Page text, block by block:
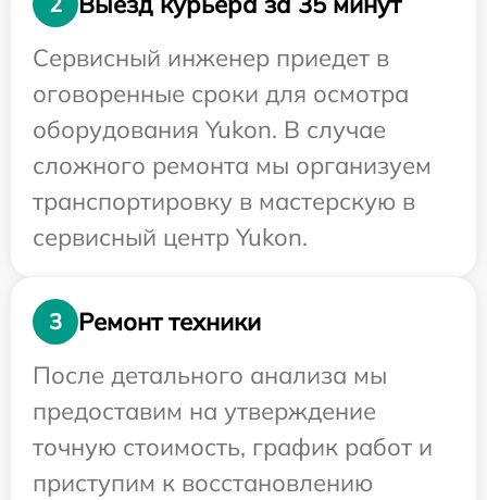
Сервисный инженер приедет в
оговоренные сроки для осмотра
оборудования Yukon. В случае
сложного ремонта мы организуем
транспортировку в мастерскую в
сервисный центр Yukon.
3
Ремонт техники
После детального анализа мы
предоставим на утверждение
точную стоимость, график работ и
приступим к восстановлению